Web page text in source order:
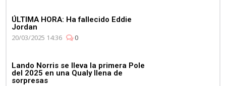
ÚLTIMA HORA: Ha fallecido Eddie
Jordan
20/03/2025 14:36
0
Lando Norris se lleva la primera Pole
del 2025 en una Qualy llena de
sorpresas